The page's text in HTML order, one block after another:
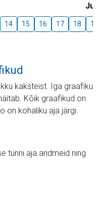
14 15 16 17 18 19
kaksteist. Iga graafiku
Kõik graafikud on
on kohaliku aja järgi.
tunni aja andmeid ning